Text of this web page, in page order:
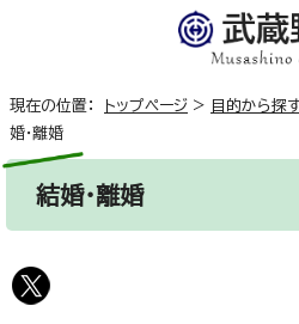
現在の位置： トップページ > 目的から探
婚・離婚
結婚・離婚